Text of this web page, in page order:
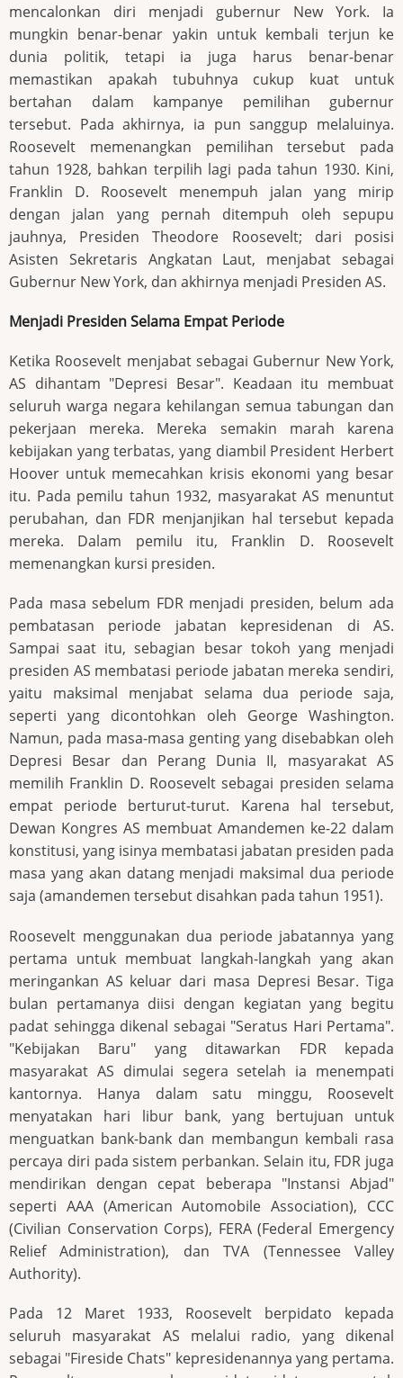
mencalonkan diri menjadi gubernur New York. Ia
mungkin benar-benar yakin untuk kembali terjun ke
dunia politik, tetapi ia juga harus benar-benar
memastikan apakah tubuhnya cukup kuat untuk
bertahan dalam kampanye pemilihan gubernur
tersebut. Pada akhirnya, ia pun sanggup melaluinya.
Roosevelt memenangkan pemilihan tersebut pada
tahun 1928, bahkan terpilih lagi pada tahun 1930. Kini,
Franklin D. Roosevelt menempuh jalan yang mirip
dengan jalan yang pernah ditempuh oleh sepupu
jauhnya, Presiden Theodore Roosevelt; dari posisi
Asisten Sekretaris Angkatan Laut, menjabat sebagai
Gubernur New York, dan akhirnya menjadi Presiden AS.
Menjadi Presiden Selama Empat Periode
Ketika Roosevelt menjabat sebagai Gubernur New York,
AS dihantam "Depresi Besar". Keadaan itu membuat
seluruh warga negara kehilangan semua tabungan dan
pekerjaan mereka. Mereka semakin marah karena
kebijakan yang terbatas, yang diambil President Herbert
Hoover untuk memecahkan krisis ekonomi yang besar
itu. Pada pemilu tahun 1932, masyarakat AS menuntut
perubahan, dan FDR menjanjikan hal tersebut kepada
mereka. Dalam pemilu itu, Franklin D. Roosevelt
memenangkan kursi presiden.
Pada masa sebelum FDR menjadi presiden, belum ada
pembatasan periode jabatan kepresidenan di AS.
Sampai saat itu, sebagian besar tokoh yang menjadi
presiden AS membatasi periode jabatan mereka sendiri,
yaitu maksimal menjabat selama dua periode saja,
seperti yang dicontohkan oleh George Washington.
Namun, pada masa-masa genting yang disebabkan oleh
Depresi Besar dan Perang Dunia II, masyarakat AS
memilih Franklin D. Roosevelt sebagai presiden selama
empat periode berturut-turut. Karena hal tersebut,
Dewan Kongres AS membuat Amandemen ke-22 dalam
konstitusi, yang isinya membatasi jabatan presiden pada
masa yang akan datang menjadi maksimal dua periode
saja (amandemen tersebut disahkan pada tahun 1951).
Roosevelt menggunakan dua periode jabatannya yang
pertama untuk membuat langkah-langkah yang akan
meringankan AS keluar dari masa Depresi Besar. Tiga
bulan pertamanya diisi dengan kegiatan yang begitu
padat sehingga dikenal sebagai "Seratus Hari Pertama".
"Kebijakan Baru" yang ditawarkan FDR kepada
masyarakat AS dimulai segera setelah ia menempati
kantornya. Hanya dalam satu minggu, Roosevelt
menyatakan hari libur bank, yang bertujuan untuk
menguatkan bank-bank dan membangun kembali rasa
percaya diri pada sistem perbankan. Selain itu, FDR juga
mendirikan dengan cepat beberapa "Instansi Abjad"
seperti AAA (American Automobile Association), CCC
(Civilian Conservation Corps), FERA (Federal Emergency
Relief Administration), dan TVA (Tennessee Valley
Authority).
Pada 12 Maret 1933, Roosevelt berpidato kepada
seluruh masyarakat AS melalui radio, yang dikenal
sebagai "Fireside Chats" kepresidenannya yang pertama.